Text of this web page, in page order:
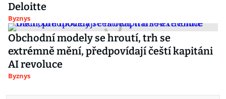
Deloitte
Byznys
Obchodní modely se hroutí, trh se
extrémně mění, předpovídají čeští kapitáni
AI revoluce
Byznys